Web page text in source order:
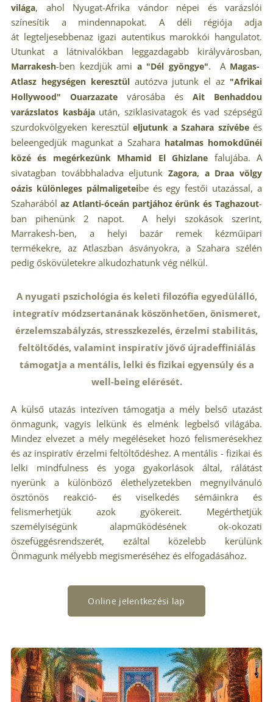
világa, ahol Nyugat-Afrika vándor népei és varázslói
színesítik a mindennapokat. A déli régiója adja
át legteljesebbenaz igazi autentikus marokkói hangulatot.
Utunkat a látnivalókban leggazdagabb királyvárosban,
Marrakesh-ben kezdjük ami a "Dél gyöngye". A Magas-
Atlasz hegységen keresztülautózva jutunk el az "Afrikai
Hollywood" Ouarzazate
városába és Ait Benhaddou
varázslatos kasbájaután, sziklasivatagok és vad szépségű
szurdokvölgyeken keresztül eljutunk a Szahara szívébeés
beleengedjük magunkat a Szahara hatalmas homokdűnéi
közé és megérkezünk Mhamid El Ghizlane falujába. A
sivatagban továbbhaladva eljutunk Zagora, a Draa völgy
oázis különleges pálmaligeteibe és egy festői utazással,a
Szaharából az Atlanti-óceán partjához érünk és Taghazout-
ban pihenünk 2 napot. A helyi szokások szerint,
Marrakesh-ben, a helyi bazár remek kézműipari
termékekre, az Atlaszban ásványokra, a Szahara szélén
pedig őskövületekre alkudozhatunk vég nélkül.
Anyugati pszichológia és keleti filozófia egyedülálló,
integratív módzsertanának köszönhetően, önismeret,
érzelemszabályzás, stresszkezelés, érzelmi stabilitás,
feltöltődés, valamint inspiratív jövő újradeffiniálás
támogatja a mentális, lelki és fizikai egyensúly és a
well-being elérését.
A külső utazás intezíven támogatja a mély belső utazást
önmagunk, vagyis lelkünk és elménk legbelső világába.
Mindez elvezet a mély megéléseket hozó felismerésekhez
és az inspiratív érzelmi feltöltődéshez. A mentális - fizikai és
lelki mindfulness és yoga gyakorlások által, rálátást
nyerünk a különböző élethelyzetekben megnyilvánuló
ösztönös reakció- és viselkedés sémáinkra és
felismerhetjük azok gyökereit. Megérthetjük
személyiségünk alapműködésének ok-okozati
öszefüggésrendszerét, ezáltal közelebb kerülünk
Önmagunk mélyebb megismeréséhez és elfogadásához.
Online jelentkezési lap